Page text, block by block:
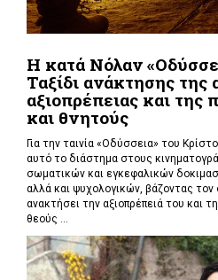
Η κατά Νόλαν
Ταξίδι ανάκτησης
αξιοπρέπειας και της
και θνητούς
Για την ταινία «Οδύσσεια» του
αυτό το διάστημα στους
σωματικών και εγκεφαλικών
αλλά και ψυχολογικών, βάζοντας τον
ανακτήσει την αξιοπρέπειά του και
θεούς ...